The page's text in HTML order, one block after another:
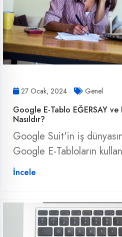
27 Ocak, 2024 Genel
Google E-Tablo EĞERSAY ve
Nasıldır?
Google Suit'in iş
Google E-Tabloların
İncele